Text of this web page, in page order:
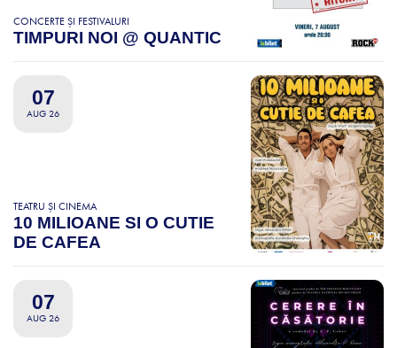
CONCERTE ȘI FESTIVALURI
TIMPURI NOI @ QUANTIC
07
AUG 26
TEATRU ȘI CINEMA
10 MILIOANE SI O CUTIE
DE CAFEA
07
AUG 26